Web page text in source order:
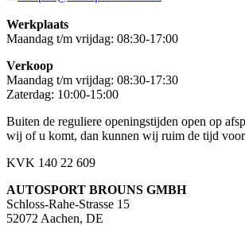
Werkplaats
Maandag t/m vrijdag: 08:30-17:00
Verkoop
Maandag t/m vrijdag: 08:30-17:30
Zaterdag: 10:00-15:00
Buiten de reguliere openingstijden open op
wij of u komt, dan kunnen wij ruim de tijd voor
KVK 140 22 609
AUTOSPORT BROUNS GMBH
Schloss-Rahe-Strasse 15
52072 Aachen, DE